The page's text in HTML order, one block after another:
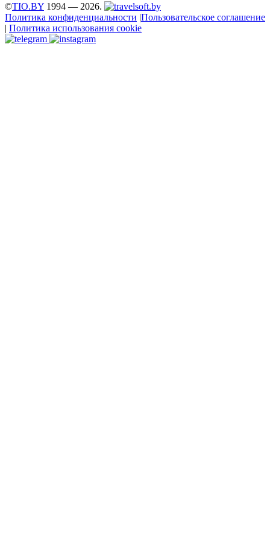
©TIO.BY 1994 — 2026.
Политика конфиденциальности |Пользовательское соглашение
| Политика использования cookie